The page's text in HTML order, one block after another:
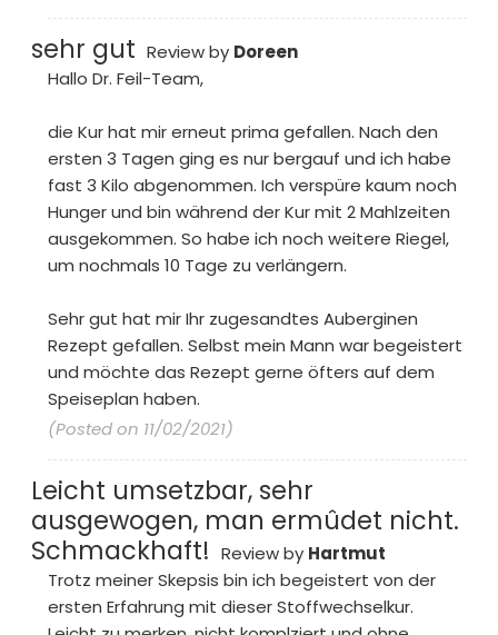
sehr gut Review by Doreen
Hallo Dr. Feil-Team,
die Kur hat mir erneut prima gefallen. Nach den
ersten 3 Tagen ging es nur bergauf und ich habe
fast 3 Kilo abgenommen. Ich verspüre kaum noch
Hunger und bin während der Kur mit 2 Mahlzeiten
ausgekommen. So habe ich noch weitere Riegel,
um nochmals 10 Tage zu verlängern.
Sehr gut hat mir Ihr zugesandtes Auberginen
Rezept gefallen. Selbst mein Mann war begeistert
und möchte das Rezept gerne öfters auf dem
Speiseplan haben.
(Posted on 11/02/2021)
Leicht umsetzbar, sehr
ausgewogen, man ermûdet nicht.
Schmackhaft! Review by Hartmut
Trotz meiner Skepsis bin ich begeistert von der
ersten Erfahrung mit dieser Stoffwechselkur.